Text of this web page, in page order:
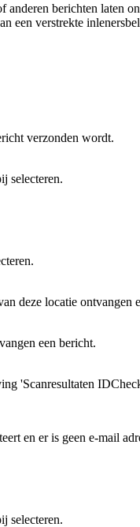
berichten laten
een verstrekte
verzonden wordt.
selecteren.
deze locatie ontvangen
een bericht.
'Scanresultaten
en er is geen e-mail
selecteren.